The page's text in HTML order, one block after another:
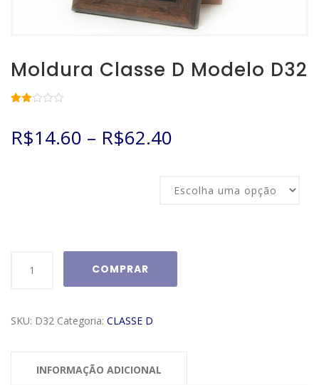
Moldura Classe D Modelo D32
2.00
de 5,
R$14.60 – R$62.40
Modelo
COMPRAR
SKU: D32 Categoria: CLASSE D
INFORMAÇÃO ADICIONAL